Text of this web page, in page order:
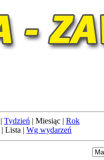
| Tydzień | Miesiąc | Rok
| Lista | Wg wydarzeń